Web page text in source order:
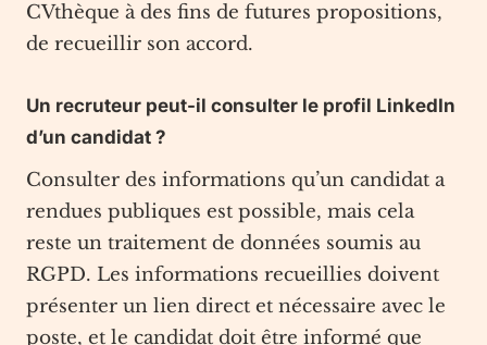
CVthèque à des fins de futures propositions,
de recueillir son accord.
Un recruteur peut-il consulter le profil LinkedIn
d’un candidat ?
Consulter des informations qu’un candidat a
rendues publiques est possible, mais cela
reste un traitement de données soumis au
RGPD. Les informations recueillies doivent
présenter un lien direct et nécessaire avec le
poste, et le candidat doit être informé que